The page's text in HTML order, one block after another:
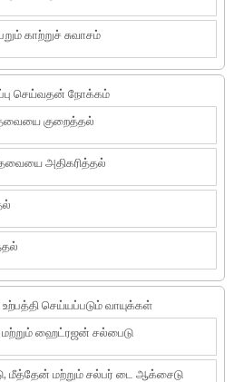
காற்றுச் சுவாசம்
செய்வதன் நோக்கம்
குறைத்தல்
அதிகரித்தல்
உற்பத்தி செய்யப்படும் வாயுக்கள்
ஹைட்ரஜன் சல்பைடு
மற்றும் சல்பர் டை ஆக்சைடு